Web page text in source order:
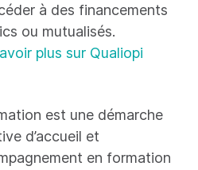
à des financements
ou mutualisés.
plus sur Qualiopi
est une démarche
d’accueil et
en formation